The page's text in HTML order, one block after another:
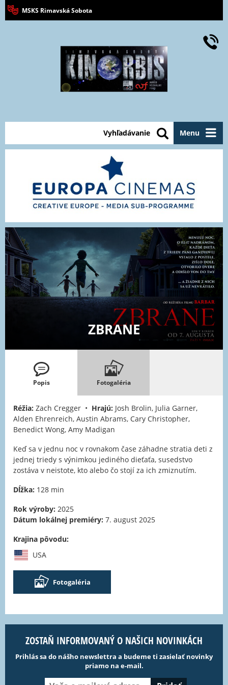
MSKS Rimavská Sobota
Menu
Vyhľadávanie
ZBRANE
Popis Fotogaléria
Réžia: Zach Cregger • Hrajú: Josh Brolin, Julia Garner,
Alden Ehrenreich, Austin Abrams, Cary Christopher,
Benedict Wong, Amy Madigan
Keď sa v jednu noc v rovnakom čase záhadne stratia deti z
jednej triedy s výnimkou jediného dieťaťa, susedstvo
zostáva v neistote, kto alebo čo stojí za ich zmiznutím.
Dĺžka: 128 min
Rok výroby: 2025
Dátum lokálnej premiéry: 7. august 2025
Krajina pôvodu:
USA
Fotogaléria
ZOSTAŇ INFORMOVANÝ O NAŠICH NOVINKÁCH
Prihlás sa do nášho newslettra a budeme ti zasielať novinky
priamo na e-mail.